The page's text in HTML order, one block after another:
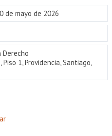
de mayo de 2026
Derecho
Piso 1, Providencia, Santiago,